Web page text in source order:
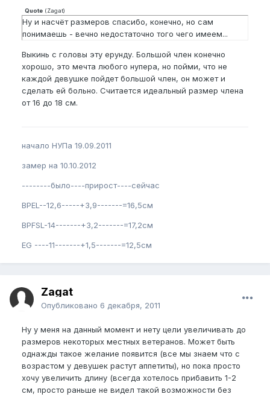
Quote (Zagat)
Ну и насчёт размеров спасибо, конечно, но сам
понимаешь - вечно недостаточно того чего имеем...
Выкинь с головы эту ерунду. Большой член конечно
хорошо, это мечта любого нупера, но пойми, что не
каждой девушке пойдет большой член, он может и
сделать ей больно. Считается идеальный размер члена
от 16 до 18 см.
начало НУПа 19.09.2011
замер на 10.10.2012
--------было----прирост----сейчас
BPEL--12,6-----+3,9-------=16,5см
BPFSL-14-------+3,2-------=17,2см
EG ----11-------+1,5-------=12,5см
Zagat
Опубликовано 6 декабря, 2011
Ну у меня на данный момент и нету цели увеличивать до
размеров некоторых местных ветеранов. Может быть
однажды такое желание появится (все мы знаем что с
возрастом у девушек растут аппетиты), но пока просто
хочу увеличить длину (всегда хотелось прибавить 1-2
см, просто раньше не видел такой возможности без